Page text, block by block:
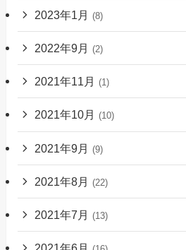
2023年1月 (8)
2022年9月 (2)
2021年11月 (1)
2021年10月 (10)
2021年9月 (9)
2021年8月 (22)
2021年7月 (13)